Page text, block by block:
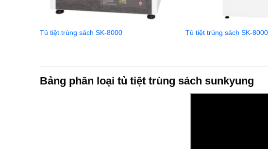
Tủ tiệt trùng sách SK-8000 Tủ tiệt trùng sách SK-
Bảng phân loại tủ tiệt trùng sách sunkyung